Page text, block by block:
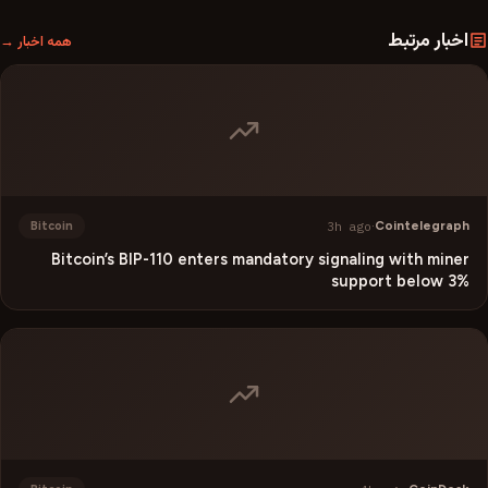
اخبار مرتبط همه اخبار →
Cointelegraph
·
3h ago
Bitcoin
Bitcoin’s BIP-110 enters mandatory signaling with miner
support below 3%